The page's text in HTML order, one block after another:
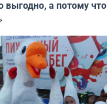
выгодно, а потому что